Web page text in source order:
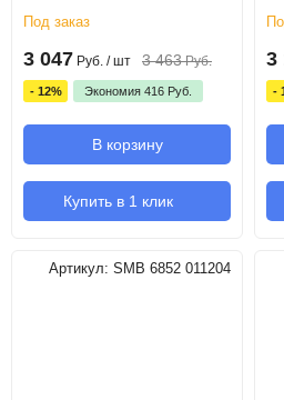
Под заказ
3 047 Руб. / шт 3 463 Руб.
- 12% Экономия 416 Руб.
В корзину
Купить в 1 клик
3
-
Артикул: SMB 6852 011204